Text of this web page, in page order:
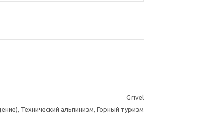
Grivel
Технический альпинизм, Горный туризм